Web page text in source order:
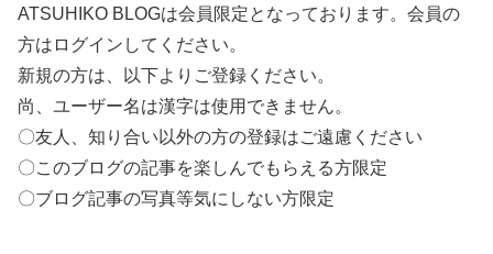
ATSUHIKO BLOGは会員限定となっております。会員の
方はログインしてください。
新規の方は、以下よりご登録ください。
尚、ユーザー名は漢字は使用できません。
〇友人、知り合い以外の方の登録はご遠慮ください
〇このブログの記事を楽しんでもらえる方限定
〇ブログ記事の写真等気にしない方限定